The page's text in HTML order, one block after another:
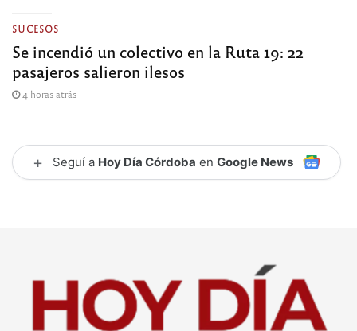
SUCESOS
Se incendió un colectivo en la Ruta 19: 22
pasajeros salieron ilesos
4 horas atrás
+ Seguí a Hoy Día Córdoba en Google News